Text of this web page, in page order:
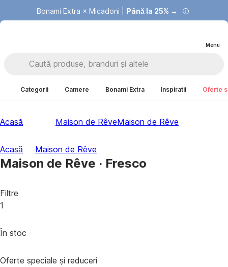
Bonami Extra × Micadoni | Până la 25% →
Summer Sale | Economisești până la 40% →
Menu
Categorii Camere Bonami Extra Inspiratii Oferte
Acasă Maison de RêveMaison de Rêve
Acasă Maison de Rêve
Maison de Rêve · Fresco
Filtre
1
În stoc
Oferte speciale și reduceri